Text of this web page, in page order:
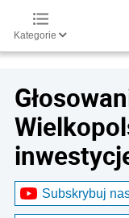
Kategorie
Subskrybuj